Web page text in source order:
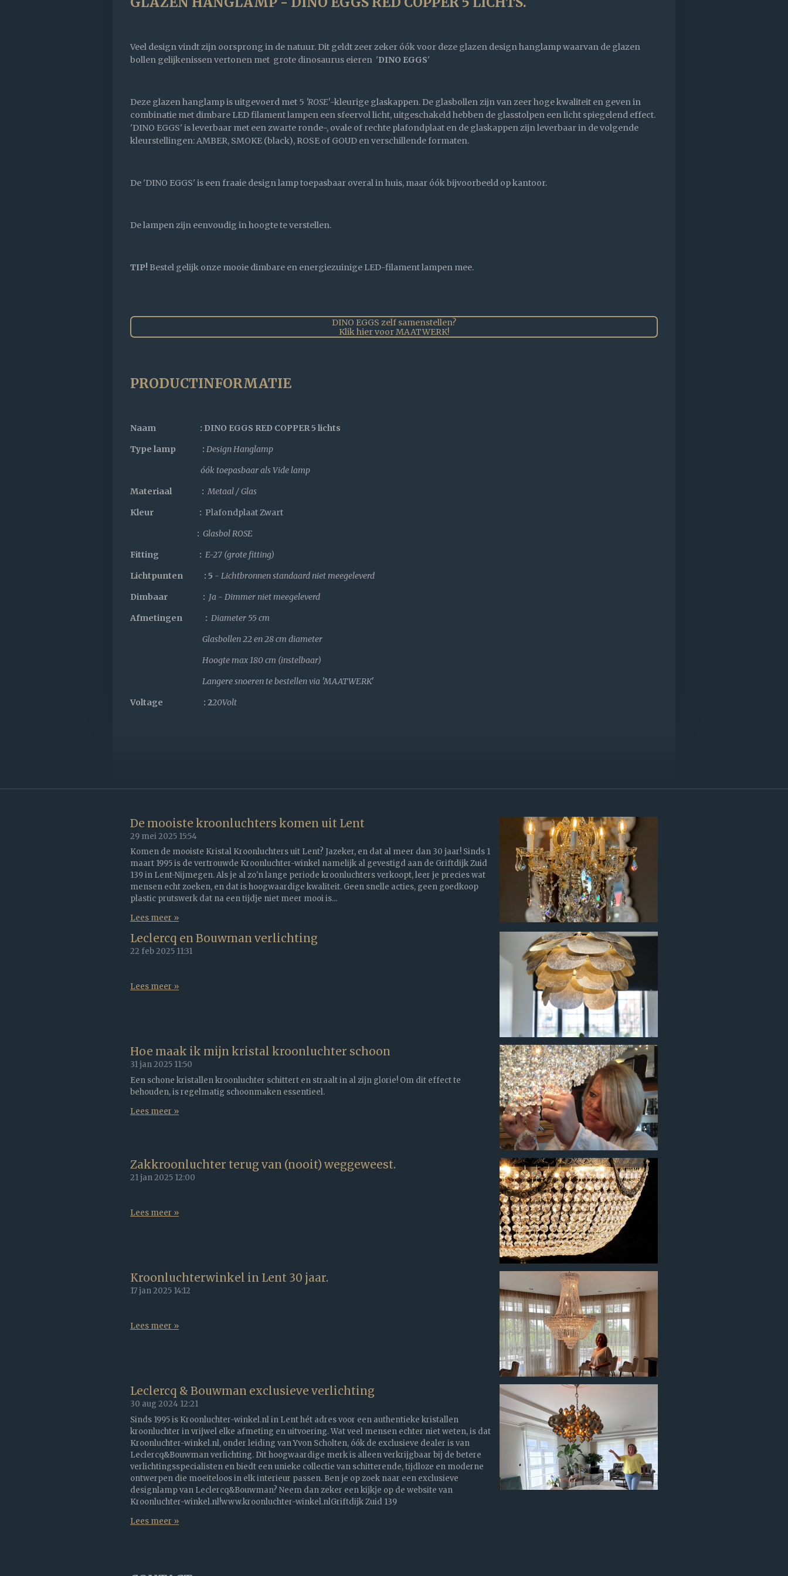
Veel design vindt zijn oorsprong in de natuur. Dit geldt zeer zeker óók voor deze glazen design hanglamp waarvan de glazen
bollen gelijkenissen vertonen met grote dinosaurus eieren 'DINO EGGS'
Deze glazen hanglamp is uitgevoerd met 5 'ROSE'-kleurige glaskappen. De glasbollen zijn van zeer hoge kwaliteit en geven in
combinatie met dimbare LED filament lampen een sfeervol licht, uitgeschakeld hebben de glasstolpen een licht spiegelend effect.
'DINO EGGS' is leverbaar met een zwarte ronde-, ovale of rechte plafondplaat en de glaskappen zijn leverbaar in de volgende
kleurstellingen: AMBER, SMOKE (black), ROSE of GOUD en verschillende formaten.
De 'DINO EGGS' is een fraaie design lamp toepasbaar overal in huis, maar óók bijvoorbeeld op kantoor.
De lampen zijn eenvoudig in hoogte te verstellen.
TIP! Bestel gelijk onze mooie dimbare en energiezuinige LED-filament lampen mee.
DINO EGGS zelf samenstellen?
Klik hier voor MAATWERK!
PRODUCTINFORMATIE
Naam : DINO EGGS RED COPPER 5 lichts
Type lamp : Design Hanglamp
óók toepasbaar als Vide lamp
Materiaal : Metaal / Glas
Kleur : Plafondplaat Zwart
: Glasbol ROSE
Fitting : E-27 (grote fitting)
Lichtpunten : 5 - Lichtbronnen standaard niet meegeleverd
Dimbaar : Ja - Dimmer niet meegeleverd
Afmetingen : Diameter 55 cm
Glasbollen 22 en 28 cm diameter
Hoogte max 180 cm (instelbaar)
Langere snoeren te bestellen via 'MAATWERK'
Voltage : 220Volt
De mooiste kroonluchters komen uit Lent
29 mei 2025 15:54
Komen de mooiste Kristal Kroonluchters uit Lent? Jazeker, en dat al meer dan 30 jaar! Sinds 1
maart 1995 is de vertrouwde Kroonluchter-winkel namelijk al gevestigd aan de Griftdijk Zuid
139 in Lent-Nijmegen. Als je al zo'n lange periode kroonluchters verkoopt, leer je precies wat
mensen echt zoeken, en dat is hoogwaardige kwaliteit. Geen snelle acties, geen goedkoop
plastic prutswerk dat na een tijdje niet meer mooi is...
Lees meer »
Leclercq en Bouwman verlichting
22 feb 2025 11:31
Lees meer »
Hoe maak ik mijn kristal kroonluchter schoon
31 jan 2025 11:50
Een schone kristallen kroonluchter schittert en straalt in al zijn glorie! Om dit effect te
behouden, is regelmatig schoonmaken essentieel.
Lees meer »
Zakkroonluchter terug van (nooit) weggeweest.
21 jan 2025 12:00
Lees meer »
Kroonluchterwinkel in Lent 30 jaar.
17 jan 2025 14:12
Lees meer »
Leclercq & Bouwman exclusieve verlichting
30 aug 2024 12:21
Sinds 1995 is Kroonluchter-winkel.nl in Lent hét adres voor een authentieke kristallen
kroonluchter in vrijwel elke afmeting en uitvoering. Wat veel mensen echter niet weten, is dat
Kroonluchter-winkel.nl, onder leiding van Yvon Scholten, óók de exclusieve dealer is van
Leclercq&Bouwman verlichting. Dit hoogwaardige merk is alleen verkrijgbaar bij de betere
verlichtingsspecialisten en biedt een unieke collectie van schitterende, tijdloze en moderne
ontwerpen die moeiteloos in elk interieur passen. Ben je op zoek naar een exclusieve
designlamp van Leclercq&Bouwman? Neem dan zeker een kijkje op de website van
Kroonluchter-winkel.nl!www.kroonluchter-winkel.nlGriftdijk Zuid 139
Lees meer »